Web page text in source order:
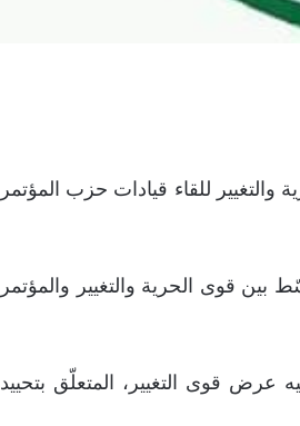
للقاء قيادات حزب المؤتمر
بين قوى الحرية والتغيير والمؤتمر
قوى التغيير، المتعلّق بتحييد